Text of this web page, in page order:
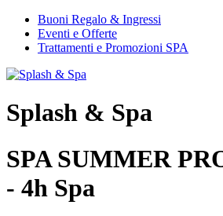
Buoni Regalo & Ingressi
Eventi e Offerte
Trattamenti e Promozioni SPA
Splash & Spa
SPA SUMMER
- 4h Spa